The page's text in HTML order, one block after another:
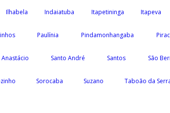
Ilhabela Indaiatuba Itapetininga Itapeva
Paulínia Pindamonhangaba
Anastácio Santo André Santos São
Sorocaba Suzano Taboão da